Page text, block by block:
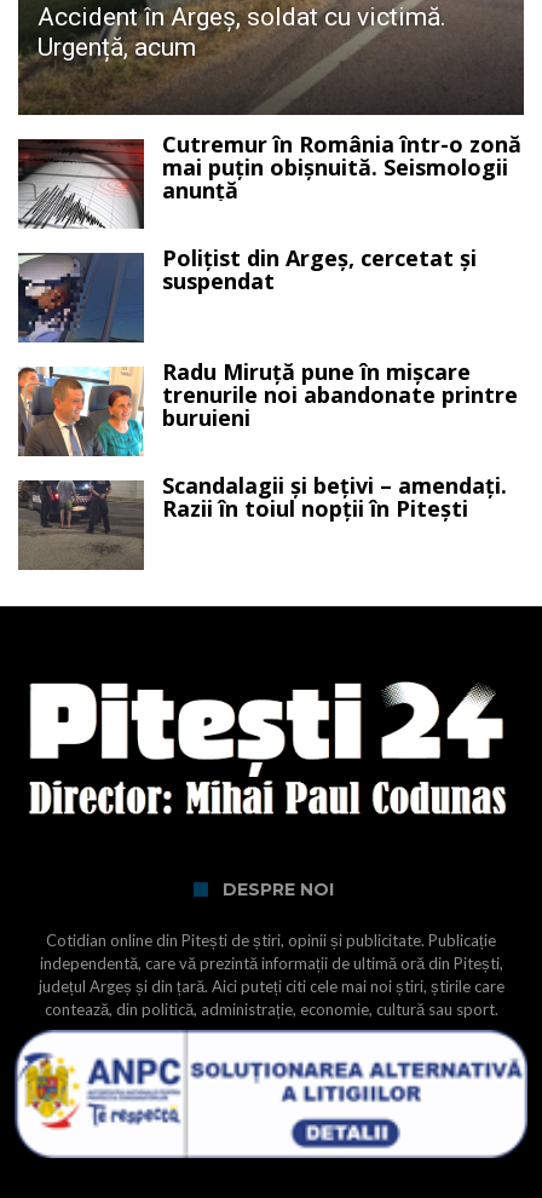
Accident în Argeș, soldat cu victimă.
Urgență, acum
Cutremur în România într-o zonă
mai puțin obișnuită. Seismologii
anunță
Polițist din Argeș, cercetat și
suspendat
Radu Miruță pune în mișcare
trenurile noi abandonate printre
buruieni
Scandalagii și bețivi – amendați.
Razii în toiul nopții în Pitești
DESPRE NOI
Cotidian online din Pitești de știri, opinii și publicitate. Publicație
independentă, care vă prezintă informații de ultimă oră din Pitești,
județul Argeș și din țară. Aici puteți citi cele mai noi știri, știrile care
contează, din politică, administrație, economie, cultură sau sport.